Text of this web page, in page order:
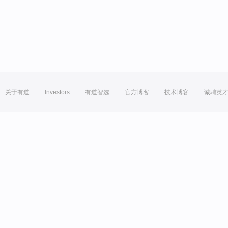
关于有道 Investors 有道智选 官方博客 技术博客 诚聘英才